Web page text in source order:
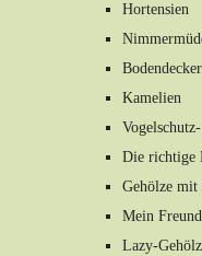
Hortensien
Bodendecker
Kamelien
Die richtige
Gehölze mit
Mein
Lazy-